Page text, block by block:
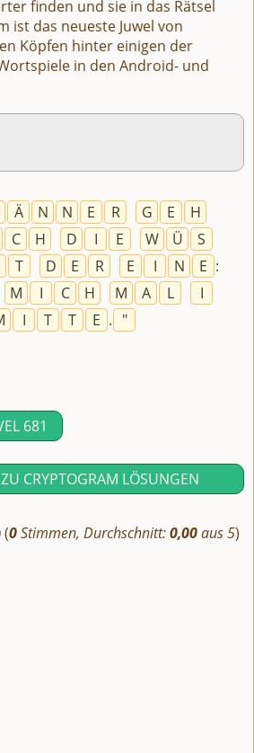
finden und sie in das Rätsel
ist das neueste Juwel von
Köpfen hinter einigen der
in den Android- und
Ä N N E R G E
H
C H D I E W Ü
S
T D E R E I N E :
M I C H M A L
I
I T T E . "
681
CRYPTOGRAM LÖSUNGEN
(0Stimmen, Durchschnitt:0,00aus 5)